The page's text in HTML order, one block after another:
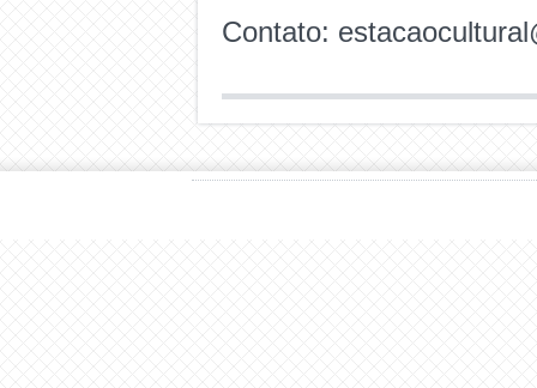
Contato: